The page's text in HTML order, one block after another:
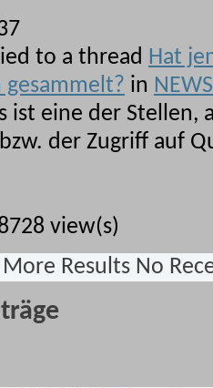
to a thread Hat
gesammelt? in
ist eine der Stellen,
der Zugriff auf
view(s)
Results No